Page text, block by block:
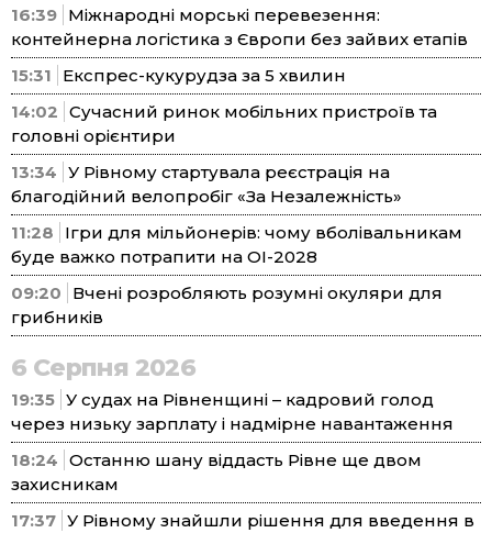
16:39 Міжнародні морські перевезення:
контейнерна логістика з Європи без зайвих етапів
15:31
Експрес-кукурудза за 5 хвилин
14:02 Сучасний ринок мобільних пристроїв та
головні орієнтири
13:34 У Рівному стартувала реєстрація на
благодійний велопробіг «За Незалежність»
11:28
Ігри для мільйонерів: чому вболівальникам
буде важко потрапити на ОІ-2028
09:20
Вчені розробляють розумні окуляри для
грибників
6 Серпня 2026
19:35 У судах на Рівненщині – кадровий голод
через низьку зарплату і надмірне навантаження
18:24 Останню шану віддасть Рівне ще двом
захисникам
17:37 У Рівному знайшли рішення для введення в